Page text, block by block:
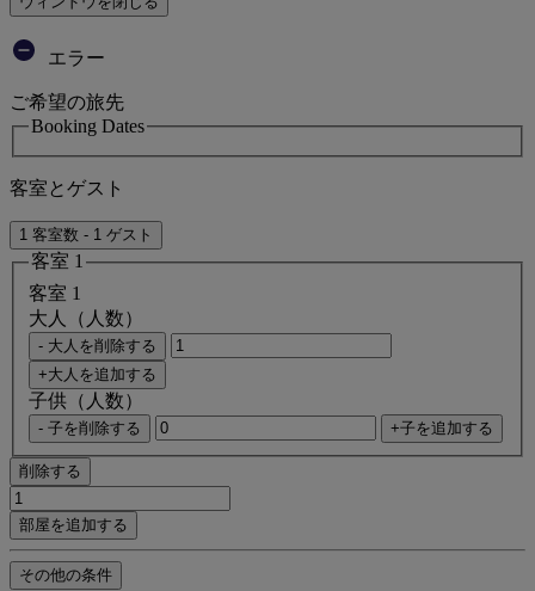
エラー
ご希望の旅先
Booking Dates
客室とゲスト
1 客室数 - 1 ゲスト
客室 1
客室 1
大人（人数）
- 大人を削除する
+大人を追加する
子供（人数）
- 子を削除する +子を追加する
削除する
部屋を追加する
その他の条件